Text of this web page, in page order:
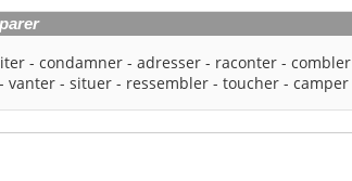
-condamner -adresser - raconter -combler
-vanter -situer - ressembler -toucher -camper